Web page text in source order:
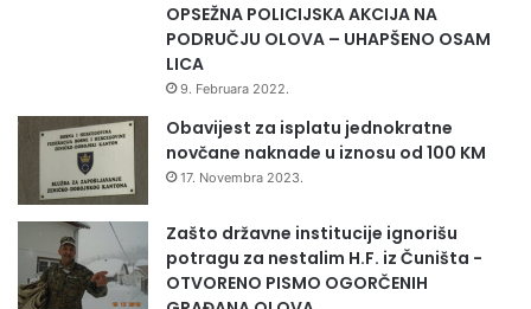
OPSEŽNA POLICIJSKA AKCIJA NA
PODRUČJU OLOVA – UHAPŠENO OSAM
LICA
9. Februara 2022.
Obavijest za isplatu jednokratne
novčane naknade u iznosu od 100 KM
17. Novembra 2023.
Zašto državne institucije ignorišu
potragu za nestalim H.F. iz Čuništa -
OTVORENO PISMO OGORČENIH